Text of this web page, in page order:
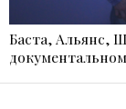
Баста, Альянс,